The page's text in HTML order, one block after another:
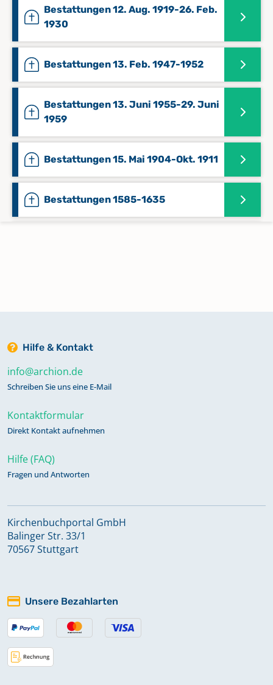
Bestattungen 12. Aug. 1919-26. Feb.
1930
Bestattungen 13. Feb. 1947-1952
Bestattungen 13. Juni 1955-29. Juni
1959
Bestattungen 15. Mai 1904-Okt. 1911
Bestattungen 1585-1635
Bestattungen 24. Juli 1833-14. Feb.
Bestattungen 25. Okt. 1942-13. Feb.
1947
1937
Bestattungen 26. Sep. 1843-28. Sep.
1848
Hilfe & Kontakt
info@archion.de
Schreiben Sie uns eine E-Mail
Kontaktformular
Direkt Kontakt aufnehmen
Hilfe (FAQ)
Fragen und Antworten
Kirchenbuchportal GmbH
Balinger Str. 33/1
70567 Stuttgart
Unsere Bezahlarten